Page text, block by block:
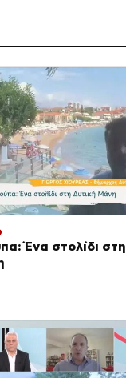
Ένα στολίδι